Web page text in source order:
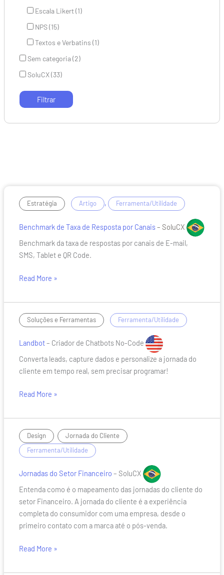
Escala Likert (1)
NPS (15)
Textos e Verbatins (1)
Sem categoria (2)
SoluCX (33)
Estratégia / Artigo , Ferramenta/Utilidade
Benchmark de Taxa de Resposta por Canais– SoluCX
Benchmark da taxa de respostas por canais de E-mail,
SMS, Tablet e QR Code.
Benchmark
de
Taxa
Canais
Read More »
Soluções e Ferramentas / Ferramenta/Utilidade
Landbot– Criador de Chatbots No-Code
Converta leads, capture dados e personalize a jornada do
cliente em tempo real, sem precisar programar!
Landbot
Read More »
Design , Jornada do Cliente /
Ferramenta/Utilidade
Jornadas do Setor Financeiro – SoluCX
Entenda como é o mapeamento das jornadas do cliente do
setor Financeiro. A jornada do cliente é a experiência
completa do consumidor com uma empresa, desde o
primeiro contato com a marca até o pós-venda.
Jornadas
Do
Setor
Financeiro
Read More »